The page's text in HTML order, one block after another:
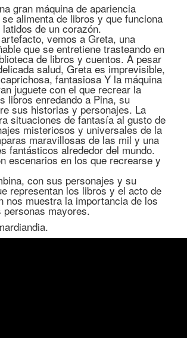
gran máquina de apariencia
alimenta de libros y que funciona
de un corazón.
vemos a Greta, una
que se entretiene trasteando en
de libros y cuentos. A pesar
salud, Greta es imprevisible,
fantasiosa Y la máquina
juguete con el que recrear la
libros enredando a Pina, su
sus historias y personajes. La
situaciones de fantasía al gusto de
misteriosos y universales de la
maravillosas de las mil y una
fantásticos alrededor del mundo.
escenarios en los que recrearse y
con sus personajes y su
representan los libros y el acto de
nos muestra la importancia de los
mayores.